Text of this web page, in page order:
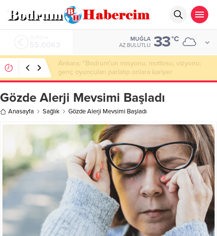
MUĞLA
AZ BULUTLU 33°C
Bodrum’da Drone Destekli Uyuşturucu
Operasyonu: 2 Tutuklama
Gözde Alerji Mevsimi Başladı
Anasayfa Sağlık Gözde Alerji Mevsimi Başladı